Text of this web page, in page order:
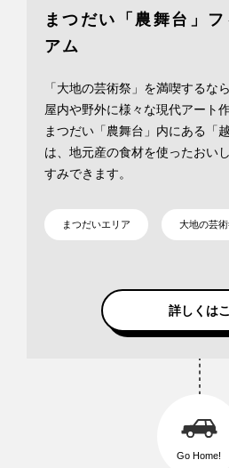
まつだい「農舞台」
アム
「大地の芸術祭」を満喫するな
屋内や野外に様々な現代アート
まつだい「農舞台」内にある「
は、地元産の食材を使ったおい
すみできます。
まつだいエリア 大地の芸
詳しくは
Go Home!